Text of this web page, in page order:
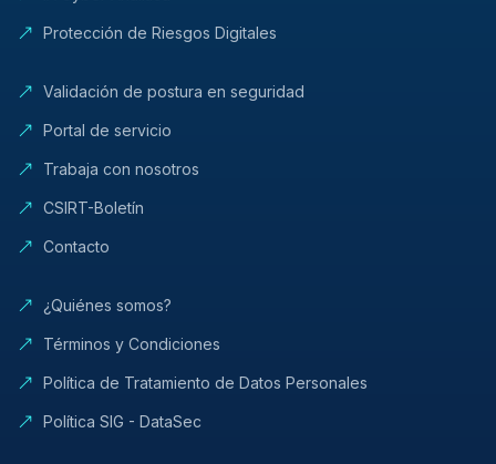
Protección de Riesgos Digitales
Validación de postura en seguridad
Portal de servicio
Trabaja con nosotros
CSIRT-Boletín
Contacto
¿Quiénes somos?
Términos y Condiciones
Política de Tratamiento de Datos Personales
Política SIG - DataSec